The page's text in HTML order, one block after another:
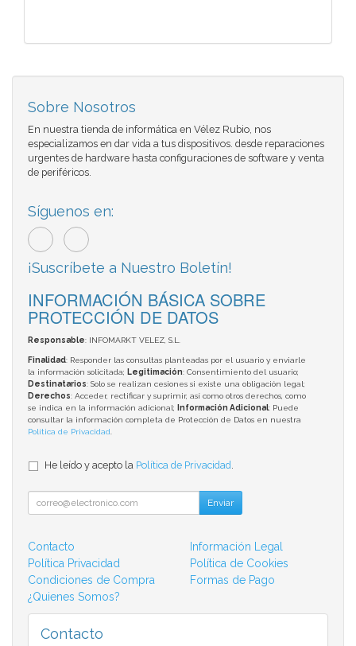
Sobre Nosotros
En nuestra tienda de informática en Vélez Rubio, nos
especializamos en dar vida a tus dispositivos. desde reparaciones
urgentes de hardware hasta configuraciones de software y venta
de periféricos.
Síguenos en:
¡Suscríbete a Nuestro Boletín!
INFORMACIÓN BÁSICA SOBRE
PROTECCIÓN DE DATOS
Responsable: INFOMARKT VELEZ, S.L.
Finalidad: Responder las consultas planteadas por el usuario y enviarle
la información solicitada; Legitimación: Consentimiento del usuario;
Destinatarios: Solo se realizan cesiones si existe una obligación legal;
Derechos: Acceder, rectificar y suprimir, así como otros derechos, como
se indica en la información adicional;
Información Adicional: Puede
consultar la información completa de Protección de Datos en nuestra
Política de Privacidad
He leído y acepto la Política de Privacidad
Enviar
Contacto
Información Legal
Política Privacidad
Política de Cookies
Condiciones de Compra
Formas de Pago
¿Quienes Somos?
Contacto